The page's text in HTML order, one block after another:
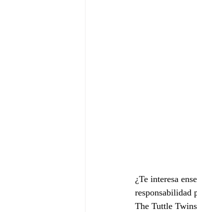
¿Te interesa
responsabilidad
The Tuttle